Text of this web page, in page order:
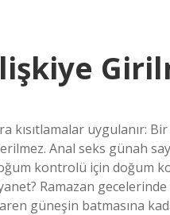
uygulanır: Bir
Anal seks günah
kontrolü için doğum
Ramazan
güneşin batmasına